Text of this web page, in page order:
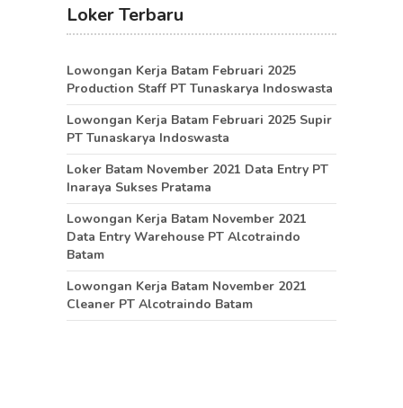
Loker Terbaru
Lowongan Kerja Batam Februari 2025
Production Staff PT Tunaskarya Indoswasta
Lowongan Kerja Batam Februari 2025 Supir
PT Tunaskarya Indoswasta
Loker Batam November 2021 Data Entry PT
Inaraya Sukses Pratama
Lowongan Kerja Batam November 2021
Data Entry Warehouse PT Alcotraindo
Batam
Lowongan Kerja Batam November 2021
Cleaner PT Alcotraindo Batam